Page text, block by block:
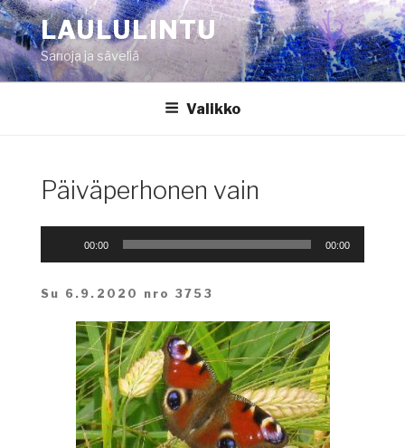
Siirry
sisältöönLAULULINTU
Sanoja ja säveliä
Valikko
Päiväperhonen vain
Äänitoistin
00:00 00:00
Su 6.9.2020 nro 3753